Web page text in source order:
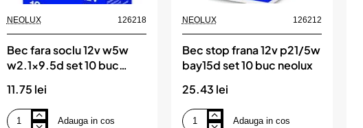
NEOLUX 126218
Bec fara soclu 12v w5w
w2.1x9.5d set 10 buc
11.75 lei
Bec
Adauga in cos
NEOLUX 126212
Bec stop frana 12v p21/5w
bay15d set 10 buc neolux
25.43 lei
Bec
Adauga in cos